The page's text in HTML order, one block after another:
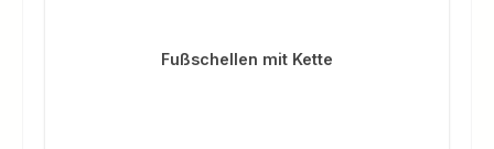
Fußschellen mit Kette